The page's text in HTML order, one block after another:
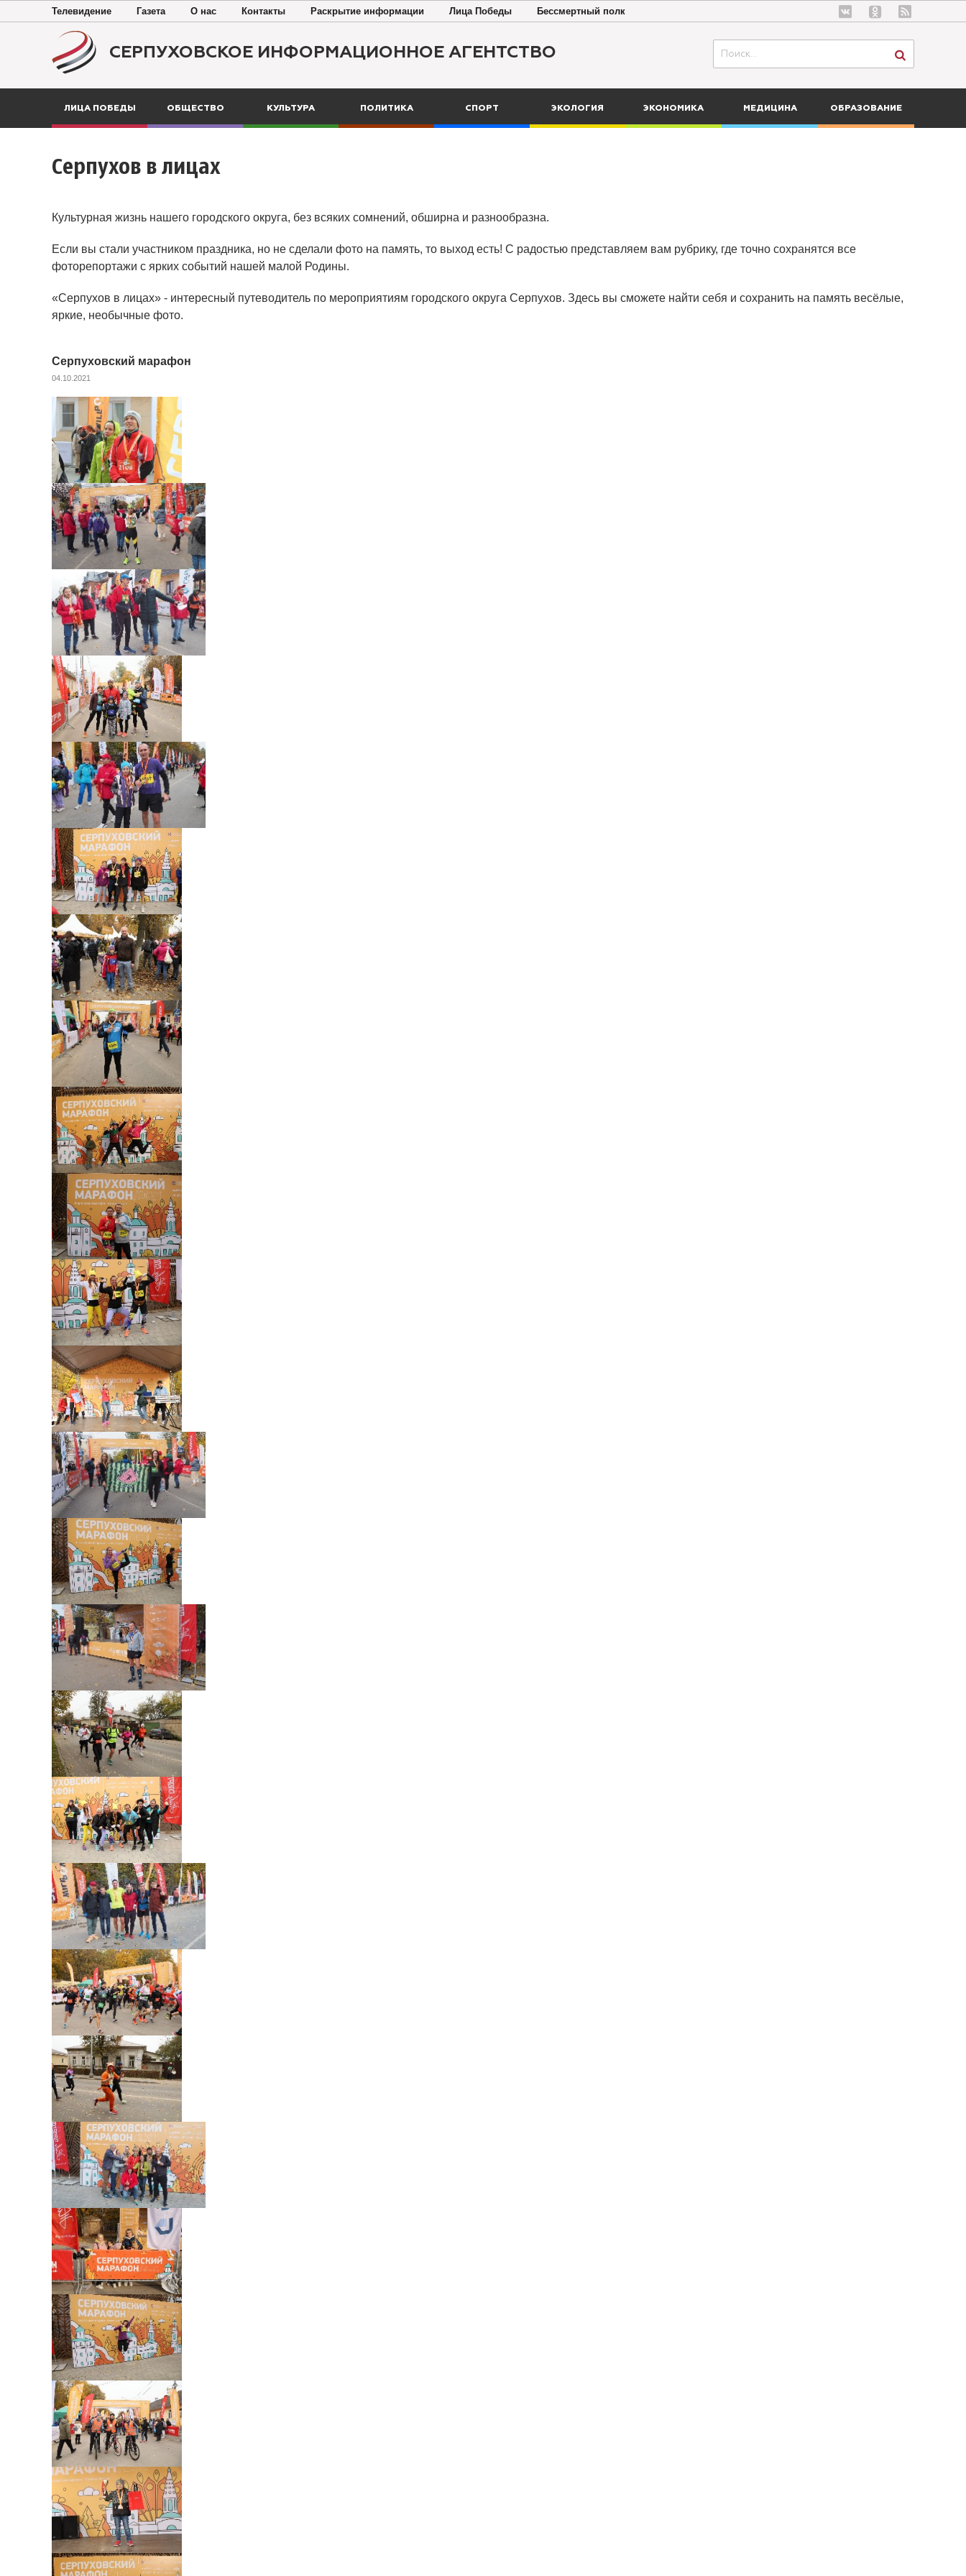
Телевидение Газета О нас Контакты Раскрытие информации Лица Победы Бессмертный полк
СЕРПУХОВСКОЕ ИНФОРМАЦИОННОЕ АГЕНТСТВО
ЛИЦА ПОБЕДЫ ОБЩЕСТВО КУЛЬТУРА ПОЛИТИКА СПОРТ ЭКОЛОГИЯ ЭКОНОМИКА МЕДИЦИНА ОБРАЗОВАНИЕ
Серпухов в лицах
Культурная жизнь нашего городского округа, без всяких сомнений, обширна и разнообразна.
Если вы стали участником праздника, но не сделали фото на память, то выход есть! С радостью представляем вам рубрику, где точно сохранятся все
фоторепортажи с ярких событий нашей малой Родины.
«Серпухов в лицах» - интересный путеводитель по мероприятиям городского округа Серпухов. Здесь вы сможете найти себя и сохранить на память весёлые,
яркие, необычные фото.
Серпуховский марафон
04.10.2021